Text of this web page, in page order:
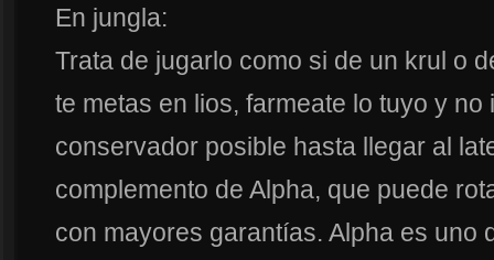
En jungla:
Trata de jugarlo como si de un krul o
te metas en lios, farmeate lo tuyo y
conservador posible hasta llegar al
complemento de Alpha, que puede
con mayores garantías. Alpha es uno